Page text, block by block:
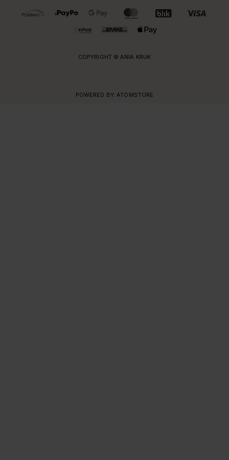
OBSŁUGIWANE FORMY PŁATNOŚCI I DOSTAWY
COPYRIGHT © ANIA KRUK
POWERED BY: ATOMSTORE